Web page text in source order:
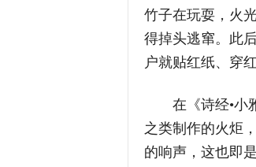
竹子在玩耍，火
得掉头逃窜。此
户就贴红纸、穿
在《诗经•小雅
之类制作的火炬
的响声，这也即